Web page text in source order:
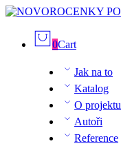
0Cart
Jak na to
Katalog
O projektu
Autoři
Reference